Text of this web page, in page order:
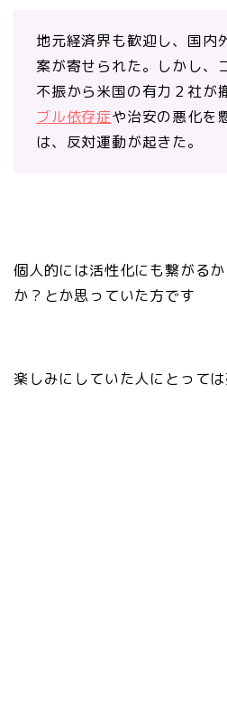
地元経済界も歓迎し、国内
案が寄せられた。しかし、
不振から米国の有力２社が
ブル依存症や治安の悪化を
は、反対運動が起きた。
個人的には活性化にも繋がる
か？とか思っていた方です
楽しみにしていた人にとって